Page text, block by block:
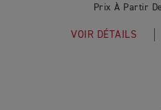
Prix À Partir
VOIR DÉTAILS